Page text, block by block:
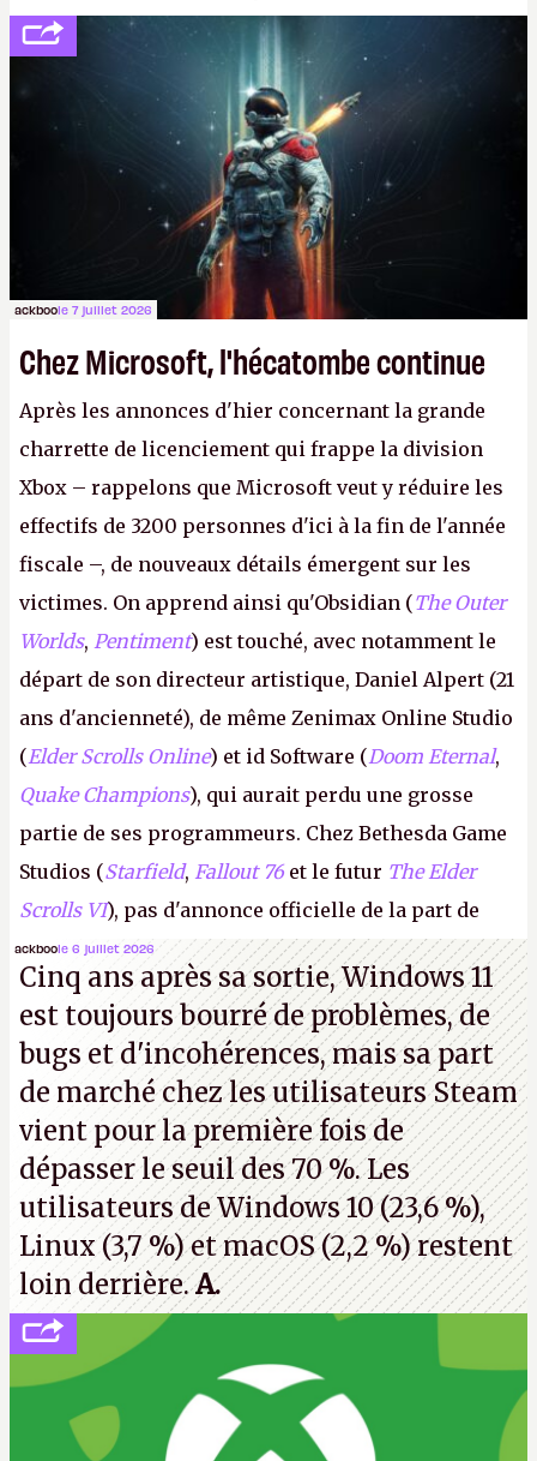
développement (pour ce que l'on sait, ils bossent
peut-être sur
Fallout Football ou
Fallout vs. Les
Lapins Crétins) et l'Obsidian d'aujourd'hui n'est plus
le même studio qu'il y a 15 ans. Mais bon, OK, on
peut commencer à fantasmer.A.
ackboole 7 juillet 2026
Chez Microsoft, l'hécatombe continue
Après les annonces d'hier concernant la grande
charrette de licenciement qui frappe la division
Xbox – rappelons que Microsoft veut y réduire les
effectifs de 3200 personnes d'ici à la fin de l'année
fiscale –, de nouveaux détails émergent sur les
victimes. On apprend ainsi qu'Obsidian (The Outer
Worlds, Pentiment) est touché, avec notamment le
départ de son directeur artistique, Daniel Alpert (21
ans d'ancienneté), de même Zenimax Online Studio
(Elder Scrolls Online) et id Software (Doom Eternal,
Quake Champions), qui aurait perdu une grosse
partie de ses programmeurs. Chez Bethesda Game
Studios (Starfield, Fallout 76 et le futur The Elder
Scrolls VI), pas d'annonce officielle de la part de
Microsoft, mais le syndicat des employés confirme
de nombreux licenciements.A.
ackboole 6 juillet 2026
Cinq ans après sa sortie, Windows 11
est toujours bourré de problèmes, de
bugs et d'incohérences, mais sa part
de marché chez les utilisateurs Steam
vient pour la première fois de
dépasser le seuil des 70 %. Les
utilisateurs de Windows 10 (23,6 %),
Linux (3,7 %) et macOS (2,2 %) restent
loin derrière.A.